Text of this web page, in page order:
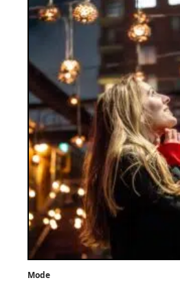
Mode